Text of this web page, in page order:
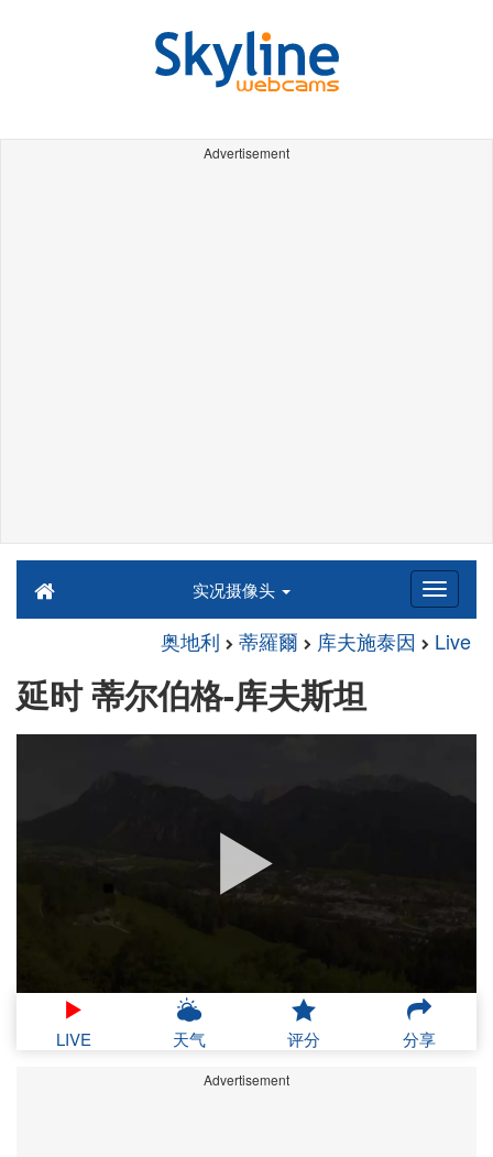
Advertisement
实况摄像头
奥地利 蒂羅爾 库夫施泰因 Live
延时 蒂尔伯格-库夫斯坦
LIVE 天气 评分 分享
Advertisement